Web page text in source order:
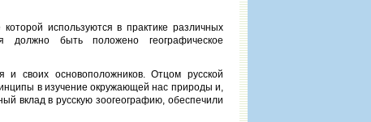
используются в практике различных
должно быть положено географическое
своих основоположников. Отцом русской
в изучение окружающей нас природы и,
вклад в русскую зоогеографию, обеспечили